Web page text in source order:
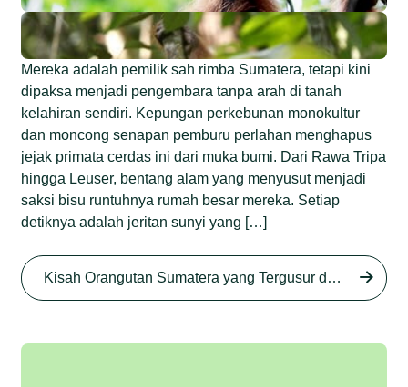
Sumatera di Rawa Tripa
Junaidi Hanafiah 27 Agu 2025
Begini Modus Perburuan
Mereka adalah pemilik sah rimba Sumatera, tetapi kini
dipaksa menjadi pengembara tanpa arah di tanah
kelahiran sendiri. Kepungan perkebunan monokultur
dan moncong senapan pemburu perlahan menghapus
jejak primata cerdas ini dari muka bumi. Dari Rawa Tripa
hingga Leuser, bentang alam yang menyusut menjadi
saksi bisu runtuhnya rumah besar mereka. Setiap
detiknya adalah jeritan sunyi yang […]
Kisah Orangutan Sumatera yang Tergusur dari Rumah Sendiri series